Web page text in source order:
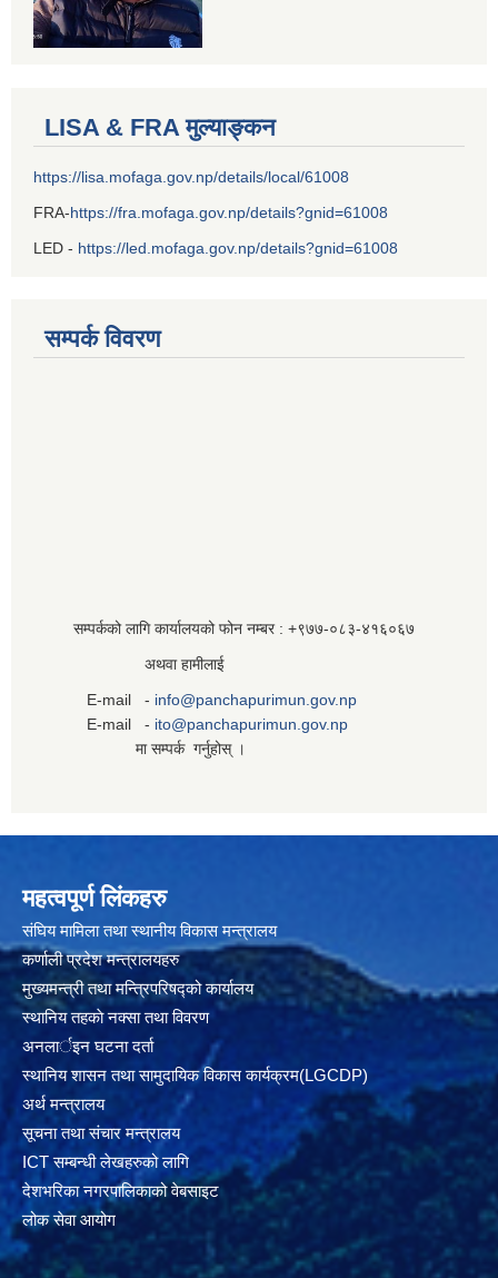
LISA & FRA मुल्याङ्कन
https://lisa.mofaga.gov.np/details/local/61008
FRA-https://fra.mofaga.gov.np/details?gnid=61008
LED - https://led.mofaga.gov.np/details?gnid=61008
सम्पर्क विवरण
सम्पर्कको लागि कार्यालयको फोन नम्बर : +९७७-०८३‍-४१६०६७
अथवा हामीलाई
E-mail - info@panchapurimun.gov.np
E-mail - ito@panchapurimun.gov.np
मा सम्पर्क गर्नुहोस् ।
महत्वपूर्ण लिंकहरु
संघिय मामिला तथा स्थानीय विकास मन्त्रालय
कर्णाली प्रदेश मन्त्रालयहरु
मुख्यमन्त्री तथा मन्त्रिपरिषद्को कार्यालय
स्थानिय तहकाे नक्सा तथा विवरण
अनलार्इन घटना दर्ता
स्थानिय शासन तथा सामुदायिक विकास कार्यक्रम(LGCDP)
अर्थ मन्त्रालय
सूचना तथा संचार मन्त्रालय
ICT सम्बन्धी लेखहरुको लागि
देशभरिका नगरपालिकाको वेबसाइट
लोक सेवा आयोग